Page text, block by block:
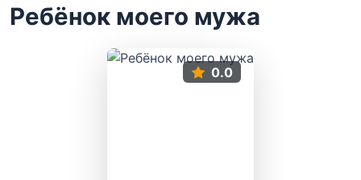
Ребёнок моего мужа
0.0